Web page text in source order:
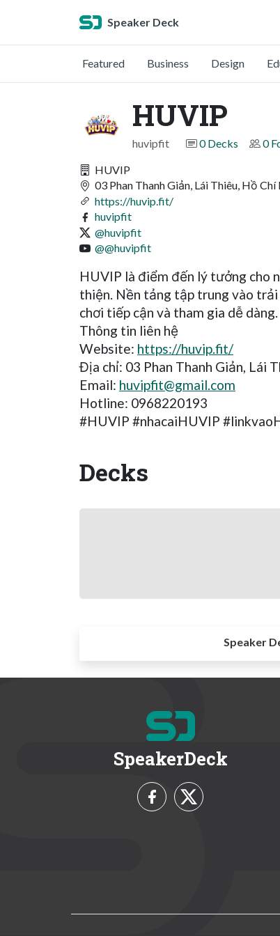
Speaker Deck
Featured Business Design
HUVIP
huvipfit 0 Decks 0
HUVIP
03 Phan Thanh Giản, Lái Thiêu, Hồ
https://huvip.fit/
huvipfit
@huvipfit
@@huvipfit
HUVIP là điểm đến lý tưởng cho
thiện. Nền tảng tập trung vào
chơi tiếp cận và tham gia dễ dàng.
Thông tin liên hệ
Website: https://huvip.fit/
Địa chỉ: 03 Phan Thanh Giản, Lái
Email: huvipfit@gmail.com
Hotline: 0968220193
#HUVIP #nhacaiHUVIP
Decks
Speaker
SpeakerDeck